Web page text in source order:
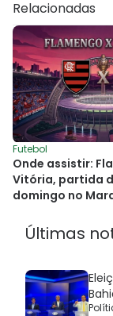
Relacionadas
Futebol
Onde assistir:
Vitória, partida
domingo no
Últimas